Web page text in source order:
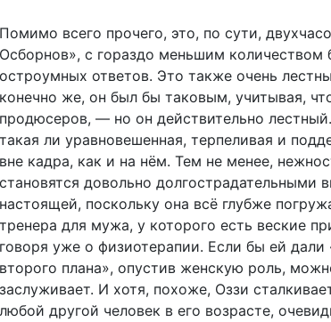
Помимо всего прочего, это, по сути,
Осборнов», с гораздо меньшим количеством
остроумных ответов. Это также очень
конечно же, он был бы таковым, учитывая,
продюсеров, — но он действительно
такая ли уравновешенная, терпеливая и
вне кадра, как и на нём. Тем не менее,
становятся довольно долгострадательными
настоящей, поскольку она всё глубже
тренера для мужа, у которого есть веские
говоря уже о физиотерапии. Если бы ей
второго плана», опустив женскую роль,
заслуживает. И хотя, похоже, Оззи
любой другой человек в его возрасте,